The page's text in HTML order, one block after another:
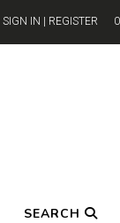
SIGN IN | REGISTER
SEARCH